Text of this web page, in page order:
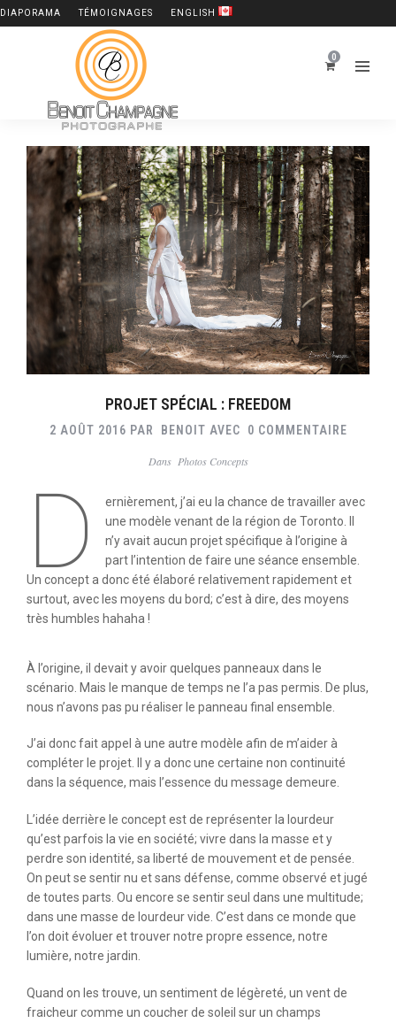
DIAPORAMA TÉMOIGNAGES ENGLISH
0
PROJET SPÉCIAL : FREEDOM
2 AOÛT 2016 PAR BENOIT AVEC 0 COMMENTAIRE
Dans Photos Concepts
D
ernièrement, j’ai eu la chance de travailler avec
une modèle venant de la région de Toronto. Il
n’y avait aucun projet spécifique à l’origine à
part l’intention de faire une séance ensemble.
Un concept a donc été élaboré relativement rapidement et
surtout, avec les moyens du bord; c’est à dire, des moyens
très humbles hahaha !
À l’origine, il devait y avoir quelques panneaux dans le
scénario. Mais le manque de temps ne l’a pas permis. De plus,
nous n’avons pas pu réaliser le panneau final ensemble.
J’ai donc fait appel à une autre modèle afin de m’aider à
compléter le projet. Il y a donc une certaine non continuité
dans la séquence, mais l’essence du message demeure.
L’idée derrière le concept est de représenter la lourdeur
qu’est parfois la vie en société; vivre dans la masse et y
perdre son identité, sa liberté de mouvement et de pensée.
On peut se sentir nu et sans défense, comme observé et jugé
de toutes parts. Ou encore se sentir seul dans une multitude;
dans une masse de lourdeur vide. C’est dans ce monde que
l’on doit évoluer et trouver notre propre essence, notre
lumière, notre jardin.
Quand on les trouve, un sentiment de légèreté, un vent de
fraicheur comme un coucher de soleil sur un champs